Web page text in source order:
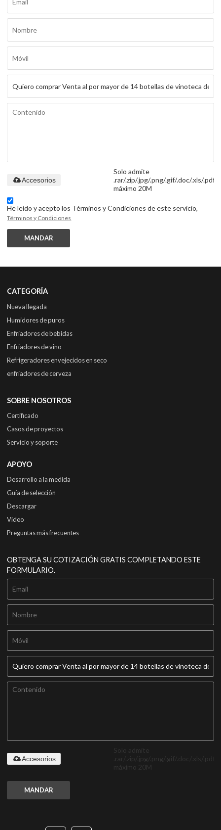
Solo admite
.rar/.zip/.jpg/.png/.gif/.doc/.xls/.pdf,
máximo 20M
Accesorios
He leido y acepto los Términos y Condiciones de este servicio,
Términos y Condiciones
MANDAR
CATEGORÍA
Nueva llegada
Humidores de puros
Enfriadores de bebidas
Enfriadores de vino
Refrigeradores envejecidos en seco
enfriadores de cerveza
SOBRE NOSOTROS
Certificado
Casos de proyectos
Servicio y soporte
APOYO
Desarrollo a la medida
Guía de selección
Descargar
Video
Preguntas más frecuentes
OBTENGA SU COTIZACIÓN GRATIS COMPLETANDO ESTE
FORMULARIO.
Solo admite
.rar/.zip/.jpg/.png/.gif/.doc/.xls/.pdf,
máximo 20M
Accesorios
MANDAR